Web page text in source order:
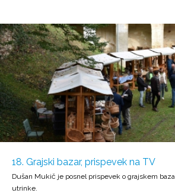
18. Grajski bazar, prispevek na TV
Dušan Mukič je posnel prispevek o grajskem
utrinke.